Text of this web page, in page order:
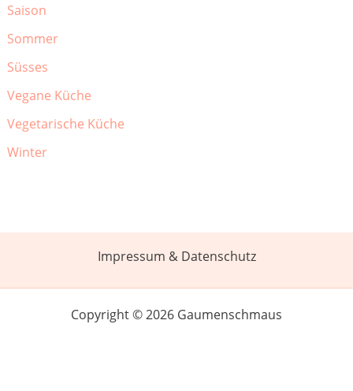
Saison
Sommer
Süsses
Vegane Küche
Vegetarische Küche
Winter
Impressum & Datenschutz
Copyright © 2026 Gaumenschmaus